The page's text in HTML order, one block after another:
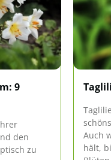
9
den
zu
Auch
hält,